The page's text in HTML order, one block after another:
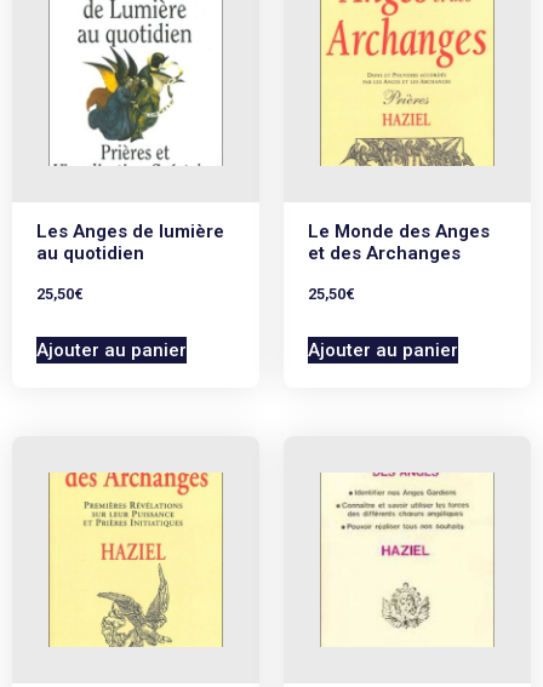
Les Anges de lumière
au quotidien
25,50€
Ajouter au panier
Le Monde des Anges
et des Archanges
25,50€
Ajouter au panier